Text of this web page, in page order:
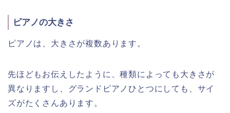
ピアノの大きさ
ピアノは、大きさが複数あります。
先ほどもお伝えしたように、種類によっても大きさが
異なりますし、グランドピアノひとつにしても、サイ
ズがたくさんあります。